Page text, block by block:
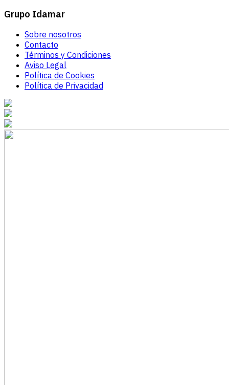
Grupo Idamar
Sobre nosotros
Contacto
Términos y Condiciones
Aviso Legal
Política de Cookies
Política de Privacidad